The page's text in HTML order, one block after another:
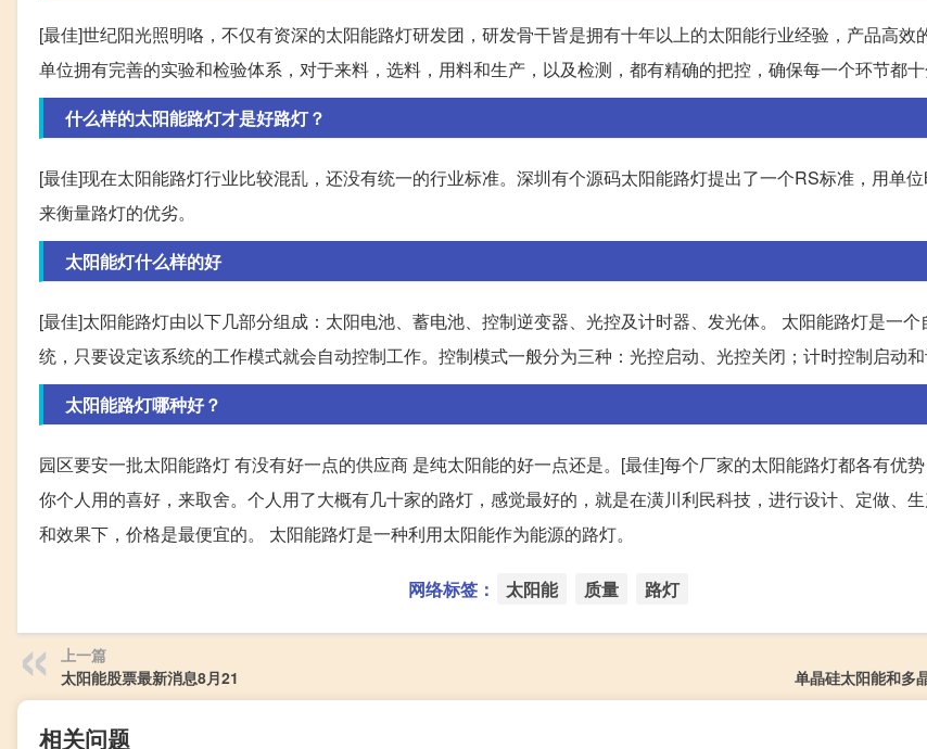
[最佳]世纪阳光照明咯，不仅有资深的太阳能路灯研发团，研发骨干皆是拥有十年以上的太阳能行业经验，产品高效
单位拥有完善的实验和检验体系，对于来料，选料，用料和生产，以及检测，都有精确的把控，确保每一个环节都十
什么样的太阳能路灯才是好路灯？
[最佳]现在太阳能路灯行业比较混乱，还没有统一的行业标准。深圳有个源码太阳能路灯提出了一个RS标准，用单
来衡量路灯的优劣。
太阳能灯什么样的好
[最佳]太阳能路灯由以下几部分组成：太阳电池、蓄电池、控制逆变器、光控及计时器、发光体。 太阳能路灯是一
统，只要设定该系统的工作模式就会自动控制工作。控制模式一般分为三种：光控启动、光控关闭；计时控制启动和
太阳能路灯哪种好？
园区要安一批太阳能路灯 有没有好一点的供应商 是纯太阳能的好一点还是。[最佳]每个厂家的太阳能路灯都各有优
你个人用的喜好，来取舍。个人用了大概有几十家的路灯，感觉最好的，就是在潢川利民科技，进行设计、定做、
和效果下，价格是最便宜的。 太阳能路灯是一种利用太阳能作为能源的路灯。
网络标签： 太阳能 质量 路灯
上一篇
太阳能股票最新消息8月21
单晶硅太阳能和多
相关问题